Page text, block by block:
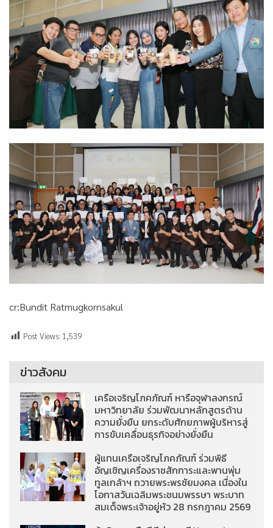
cr:Bundit Ratmugkornsakul
Post Views: 1,539
ข่าวสังคม
เครือเจริญโภคภัณฑ์ หารือจุฬาลงกรณ์
มหาวิทยาลัย ร่วมพัฒนาหลักสูตรด้าน
ความยั่งยืน ยกระดับศักยภาพผู้บริหารสู่
การขับเคลื่อนธุรกิจอย่างยั่งยืน
ผู้แทนเครือเจริญโภคภัณฑ์ ร่วมพิธี
อัญเชิญเครื่องราชสักการะและพานพุ่ม
ทูลเกล้าฯ ถวายพระพรชัยมงคล เนื่องใน
โอกาสวันเฉลิมพระชนมพรรษา พระบาท
สมเด็จพระเจ้าอยู่หัว 28 กรกฎาคม 2569